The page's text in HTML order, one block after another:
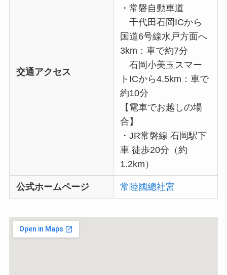
交通アクセス
・常磐自動車道
千代田石岡ICから
国道6号線水戸方面へ
3km：車で約7分
石岡小美玉スマー
トICから4.5km：車で
約10分
【電車でお越しの場
合】
・JR常磐線 石岡駅下
車 徒歩20分（約
1.2km）
公式ホームページ 常陸國總社宮